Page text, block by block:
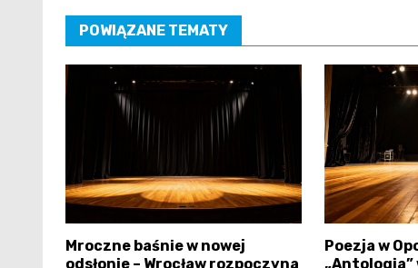
POWIĄZANE TEMATY
Mroczne baśnie w nowej
odsłonie – Wrocław rozpoczyna
Poezja w
„Antologia”